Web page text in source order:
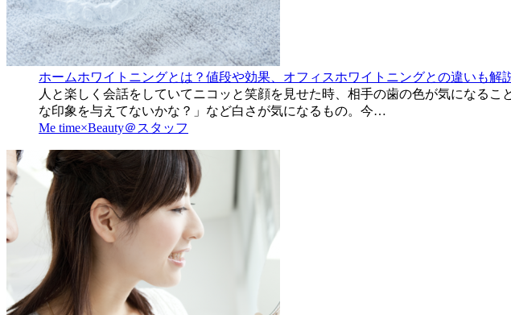
ホームホワイトニングとは？値段や効果、オフィスホワイトニングとの違いも解
人と楽しく会話をしていてニコッと笑顔を見せた時、相手の歯の色が気になる
な印象を与えてないかな？」など白さが気になるもの。今…
Me time×Beauty＠スタッフ